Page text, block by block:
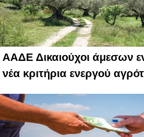
ΑΑΔΕ Δικαιούχοι άμεσων
νέα κριτήρια ενεργού